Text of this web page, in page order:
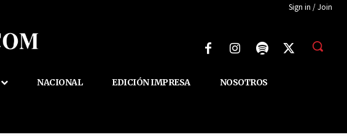
Sign in / Join
NACIONAL EDICIÓN IMPRESA NOSOTROS